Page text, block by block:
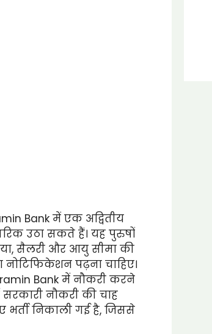
Bank में एक अद्वितीय
उठा सकते हैं। यह पुरुषों
सैलरी और आयु सीमा की
पढ़ना चाहिए।
Bank में नौकरी करने
नौकरी की चाह
निकाली गई है, जिससे